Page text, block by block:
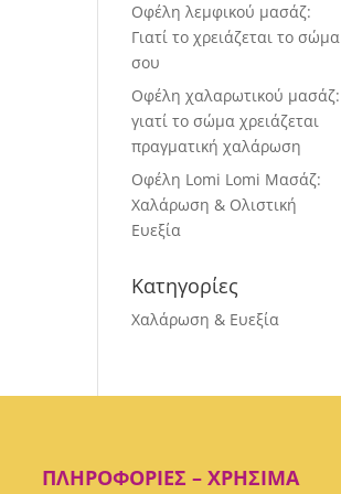
Οφέλη λεμφικού μασάζ:
Γιατί το χρειάζεται το σώμα
σου
Οφέλη χαλαρωτικού μασάζ:
γιατί το σώμα χρειάζεται
πραγματική χαλάρωση
Οφέλη Lomi Lomi Μασάζ:
Χαλάρωση & Ολιστική
Ευεξία
Κατηγορίες
Χαλάρωση & Ευεξία
ΠΛΗΡΟΦΟΡΊΕΣ – ΧΡΉΣΙΜΑ